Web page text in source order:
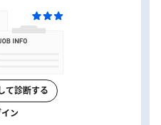
て診断する
ン